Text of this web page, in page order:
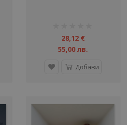
28,12 €
55,00 лв.
Добави